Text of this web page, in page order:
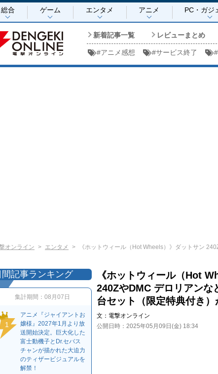
総合 ゲーム エンタメ アニメ PC・ガジ
新着記事一覧 レビューまとめ
#アニメ感想 #サービス終了 #
オンライン エンタメ 《ホットウィール（Hot Wheels）》ダットサン
《ホットウィール（Hot
240ZやDMC デロリアンな
台セット（限定特典付き
文： 電撃オンライン
公開日時： 2025年05月09日(金) 18:34
間記事ランキング
集計期間： 08月07日
1
アニメ『ジャイアントお
嬢様』2027年1月より放
送開始決定。巨大化した
富士動機子とDr.セバス
チャンが描かれた大迫力
のティザービジュアルを
解禁！